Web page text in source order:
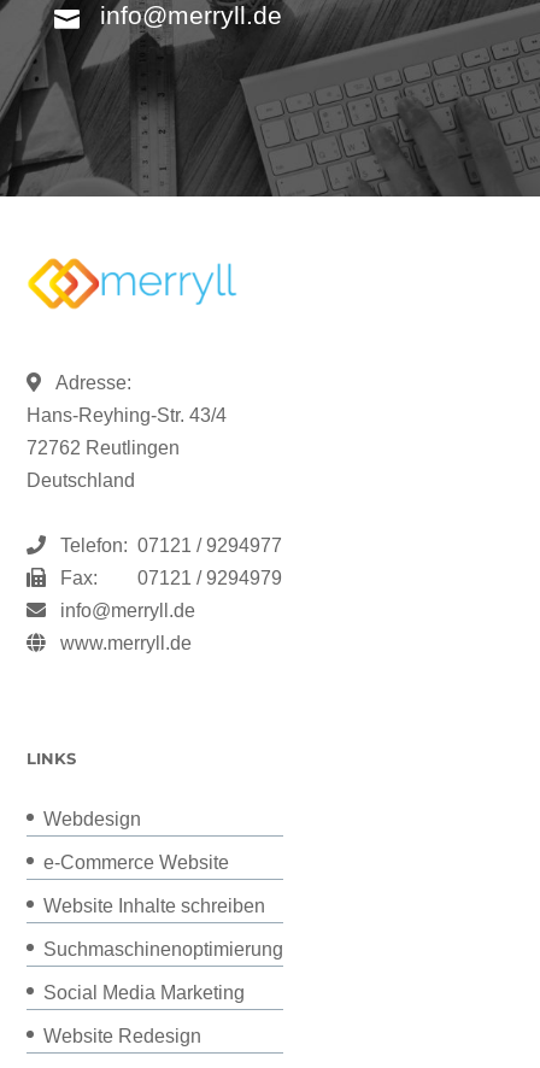
info@merryll.de
Adresse:
Hans-Reyhing-Str. 43/4
72762 Reutlingen
Deutschland
Telefon: 07121 / 9294977
Fax:
07121 / 9294979
info@merryll.de
www.merryll.de
LINKS
Webdesign
e-Commerce Website
Website Inhalte schreiben
Suchmaschinenoptimierung
Social Media Marketing
Website Redesign